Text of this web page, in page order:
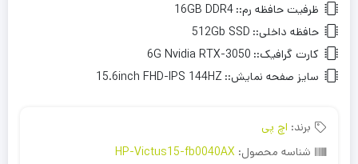
ظرفیت حافظه رم:: 16GB DDR4
حافظه داخلی:: 512Gb SSD
کارت گرافیک:: 6G Nvidia RTX-3050
سایز صفحه نمایش:: 15.6inch FHD-IPS 144HZ
برند: اچ پی
شناسه محصول: HP-Victus15-fb0040AX